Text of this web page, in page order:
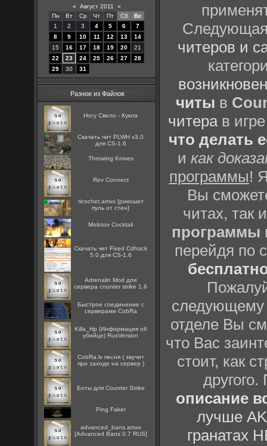
« Август 2011
»
Пн
Вт Ср Чт Пт Сб
Вс
1
2 3 4 5 6
7
8
9 10 11 12 13
14
15
16 17 18 19 20
21
22
23 24 25 26 27
28
29
30 31
Разное из Файлов
Ногу Свело - Кукла
Скачать чит PLWH v3.0
для CS-1.6
Throwing Knives
Rev Connect
ricochet.amxx [рикошет
пуль от стен]
Molotov Cocktail
Скачать чит Fixed Cdhack
5.0 для CS-1.6
Adrenalin Mod для
сервера counter strike 1.6
Быстрое соединение с
серверами CobRa
Killa_Hp (Информация об
убийце) RusVersion
CobRa.lv песня ( звучит
при заходе на сервер )
Боты для Counter Strike
Ping Faker
advanced_bans.amxx
[Advanced Bans 0.7 RUS]
Следующая
читеров и
читы в
читерав
что делать
икак
программы!
Вы
читах, так
программы
перейдя по
отделе Вы
что Вас
стоит, как
описание
лучше
гранатах